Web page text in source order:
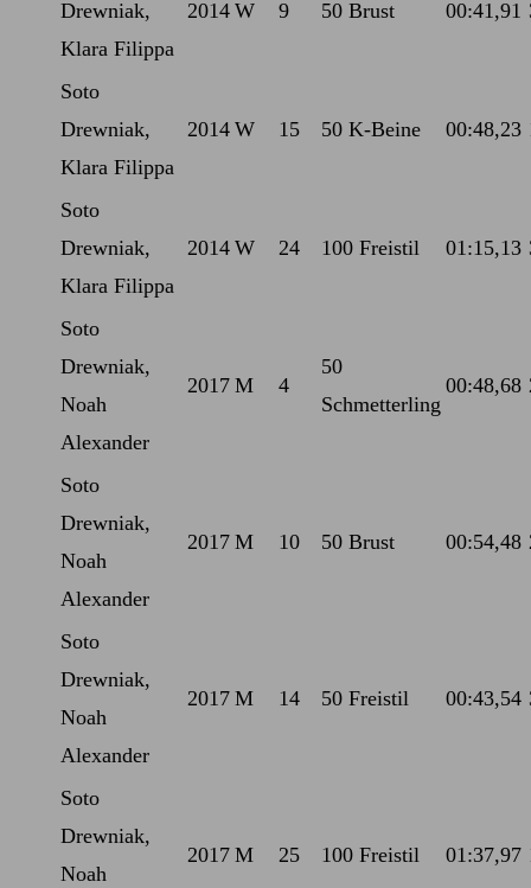
Drewniak,
Klara Filippa
2014 W 9 50 Brust 00:41,91
Soto
Drewniak,
Klara Filippa
2014 W 15 50 K-Beine 00:48,23
Soto
Drewniak,
Klara Filippa
2014 W 24 100 Freistil 01:15,13
Soto
Drewniak,
Noah
Alexander
2017 M 4
50
Schmetterling
00:48,68
Soto
Drewniak,
Noah
Alexander
2017 M 10 50 Brust 00:54,48
Soto
Drewniak,
Noah
Alexander
2017 M 14 50 Freistil 00:43,54
Soto
Drewniak,
Noah
2017 M 25 100 Freistil 01:37,97